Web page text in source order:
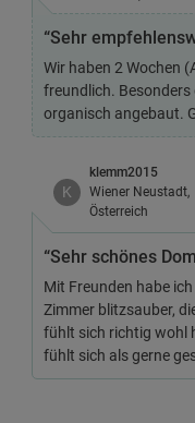
“Sehr
Wir haben 2 Wochen
freundlich.
organisch angebaut.
K
klemm2015
Wiener Neustadt,
Österreich
“Sehr schönes
Mit Freunden habe
Zimmer blitzsauber,
fühlt sich richtig wohl
fühlt sich als gerne